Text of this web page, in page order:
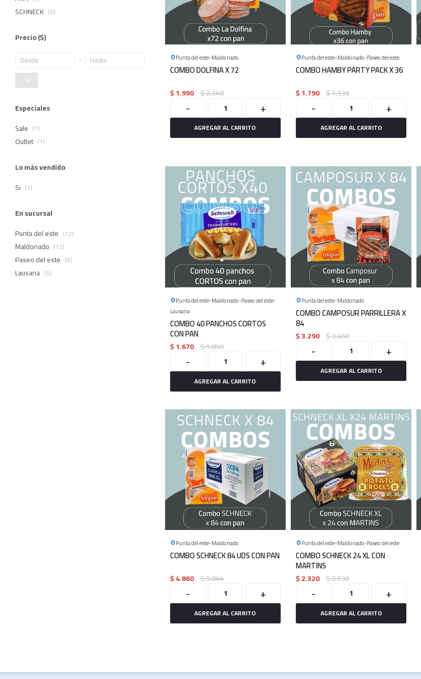
Punta del este Maldonado
COMBO DOLFINA X 72
$1.990 $2.340
- +
Punta del este Maldonado Paseo del este
COMBO HAMBY PARTY PACK X 36
$1.790 $1.939
- +
Punta del este Maldonado Paseo del este
Lausana
COMBO 40 PANCHOS CORTOS
CON PAN
$1.670 $1.850
- +
Punta del este Maldonado
COMBO CAMPOSUR PARRILLERA X
84
$3.290 $3.460
- +
Punta del este Maldonado
COMBO SCHNECK 84 UDS CON PAN
$4.860 $5.044
- +
Punta del este Maldonado Paseo del este
COMBO SCHNECK 24 XL CON
MARTINS
$2.320 $2.532
- +
SCHNECK (6)
Precio($)
OK
Especiales
Sale (1)
Outlet (1)
Lo más vendido
Si (1)
En sucursal
Punta del este (12)
Maldonado (12)
Paseo del este (8)
Lausana (5)